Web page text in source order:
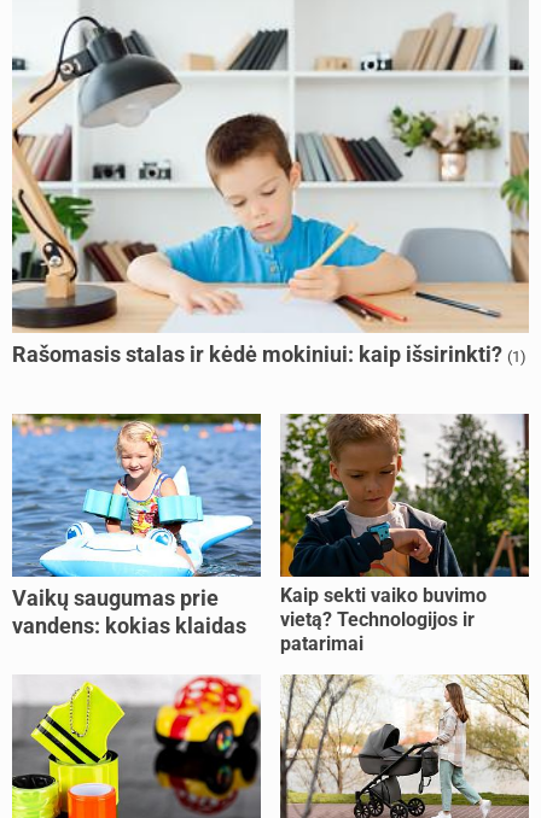
Rašomasis stalas ir kėdė mokiniui: kaip išsirinkti? (1)
Vaikų saugumas prie
vandens: kokias klaidas
Kaip sekti vaiko buvimo
vietą? Technologijos ir
patarimai